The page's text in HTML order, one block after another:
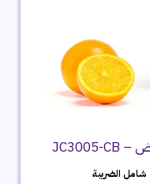
السعر
شامل الضريبة